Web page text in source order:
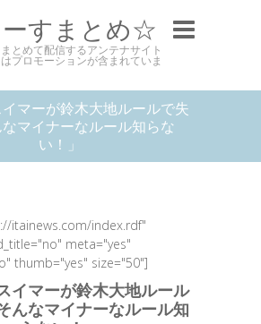
すまとめ☆
とめて配信するアンテナサイト
プロモーションが含まれていま
マーが鈴木大地ルールで失
マイナーなルール知らな
い！」
itainews.com/index.rdf"
meta="yes"
thumb="yes" size="50"]
イマーが鈴木大地ルール
んなマイナーなルール知